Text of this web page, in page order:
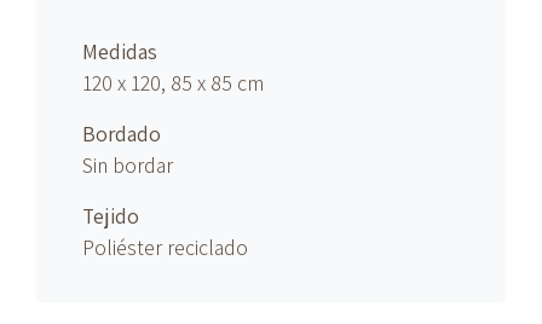
Medidas
120 x 120, 85 x 85 cm
Bordado
Sin bordar
Tejido
Poliéster reciclado